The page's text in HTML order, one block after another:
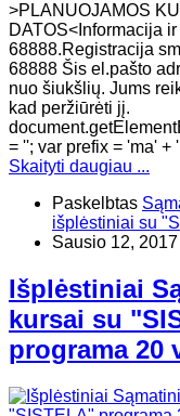
>PLANUOJAMOS
DATOS<Informacija
68888.Registracija
68888 Šis el.pašto
nuo šiukšlių. Jums
kad peržiūrėti jį.
= ''; var prefix = 'ma'
Skaityti daugiau ...
Paskelbtas
išplėstiniai su
Sausio 12, 2017
Išplėstiniai
kursai su
programa 20